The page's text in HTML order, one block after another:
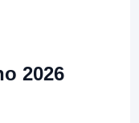
2026